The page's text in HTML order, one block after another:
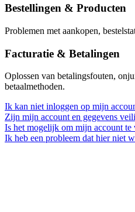
Bestellingen & Producten
Problemen met aankopen,
Facturatie & Betalingen
Oplossen van betalingsfouten,
betaalmethoden.
Ik kan niet inloggen op mijn
Zijn mijn account en gegevens
Is het mogelijk om mijn account te
Ik heb een probleem dat hier niet